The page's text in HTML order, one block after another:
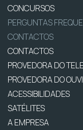
CONCURSOS
PERGUNTAS
CONTACTOS
CONTACTOS
PROVEDORA DO
PROVEDORA DO
ACESSIBILIDADES
SATÉLITES
A EMPRESA